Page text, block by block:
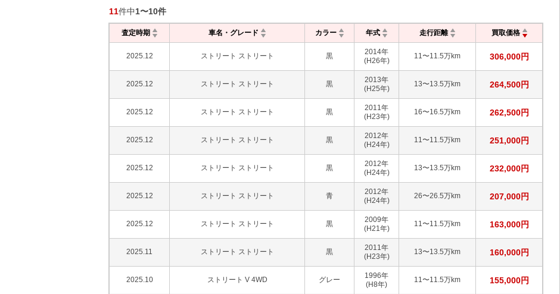
11件中1〜10件
査定時期 車名・グレード カラー 年式 走行距離 買取価格
2025.12 ストリート ストリート 黒 2014年
(H26年)
11〜11.5万km 306,000円
2025.12 ストリート ストリート 黒 2013年
(H25年)
13〜13.5万km 264,500円
2025.12 ストリート ストリート 黒 2011年
(H23年)
16〜16.5万km 262,500円
2025.12 ストリート ストリート 黒 2012年
(H24年)
11〜11.5万km 251,000円
2025.12 ストリート ストリート 黒 2012年
(H24年)
13〜13.5万km 232,000円
2025.12 ストリート ストリート 青 2012年
(H24年)
26〜26.5万km 207,000円
2025.12 ストリート ストリート 黒 2009年
(H21年)
11〜11.5万km 163,000円
2025.11 ストリート ストリート 黒 2011年
(H23年)
13〜13.5万km 160,000円
2025.10 ストリート V 4WD グレー 1996年
(H8年)
11〜11.5万km 155,000円